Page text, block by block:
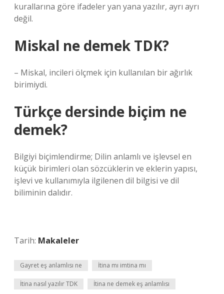
kurallarına göre ifadeler yan yana yazılır, ayrı ayrı
değil.
Miskal ne demek TDK?
– Miskal, incileri ölçmek için kullanılan bir ağırlık
birimiydi.
Türkçe dersinde biçim ne
demek?
Bilgiyi biçimlendirme; Dilin anlamlı ve işlevsel en
küçük birimleri olan sözcüklerin ve eklerin yapısı,
işlevi ve kullanımıyla ilgilenen dil bilgisi ve dil
biliminin dalıdır.
Tarih: Makaleler
Gayret eş anlamlısı ne İtina mı imtina mı
İtina nasıl yazılır TDK İtina ne demek eş anlamlısı